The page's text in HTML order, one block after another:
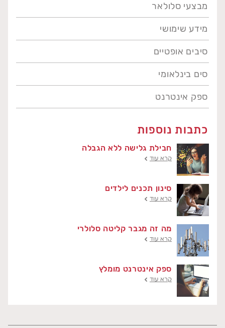
מבצעי סלולאר
מידע שימושי
סיבים אופטיים
סים בינלאומי
ספק אינטרנט
כתבות נוספות
חבילת גלישה ללא הגבלה
קרא עוד
סינון תכנים לילדים
קרא עוד
מה זה מגבר קליטה סלולרי
קרא עוד
ספק אינטרנט מומלץ
קרא עוד